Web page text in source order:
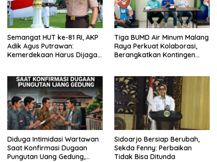
Semangat HUT ke-81 RI, AKP
Adik Agus Putrawan:
Kemerdekaan Harus Dijaga
Tiga BUMD Air Minum Malang
Raya Perkuat Kolaborasi,
Berangkatkan Kontingen
Diduga Intimidasi Wartawan
Saat Konfirmasi Dugaan
Pungutan Uang Gedung,
Sidoarjo Bersiap Berubah,
Sekda Fenny: Perbaikan
Tidak Bisa Ditunda